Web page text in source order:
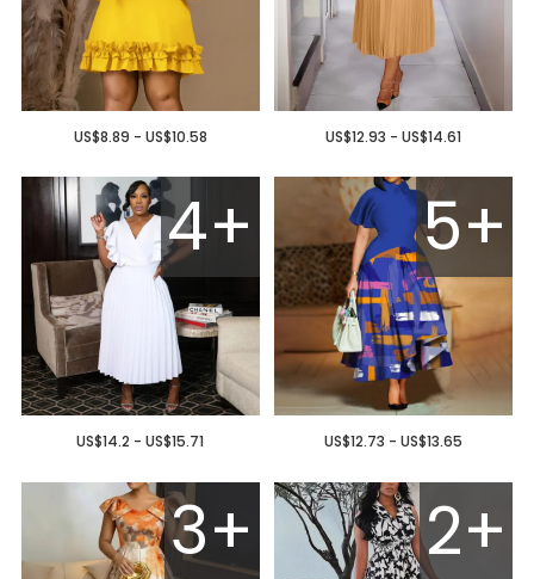
US$8.89 - US$10.58 US$12.93 - US$14.61
4+
US$14.2 - US$15.71
5+
US$12.73 - US$13.65
3+ 2+